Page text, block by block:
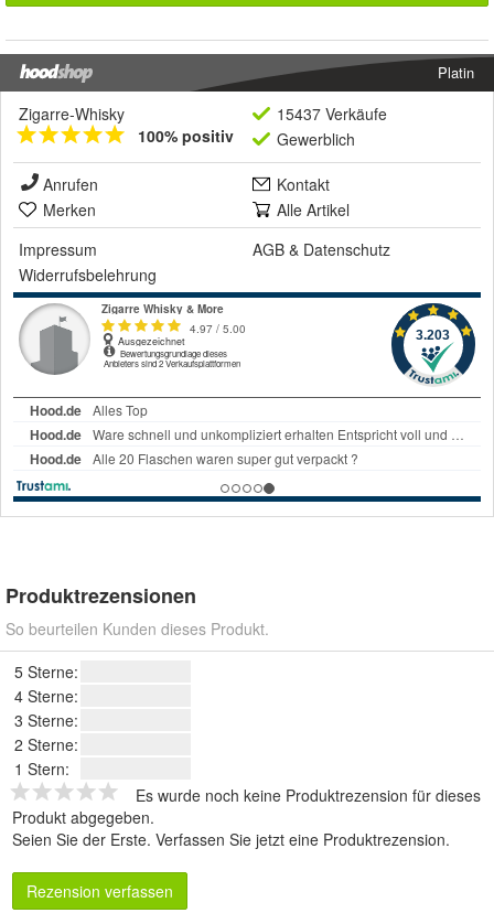
Platin
Zigarre-Whisky
100% positiv
15437 Verkäufe
Gewerblich
Anrufen
Kontakt
Merken
Alle Artikel
Impressum
AGB & Datenschutz
Widerrufsbelehrung
Produktrezensionen
So beurteilen Kunden dieses Produkt.
5 Sterne:
4 Sterne:
3 Sterne:
2 Sterne:
1 Stern:
Es wurde noch keine Produktrezension für dieses
Produkt abgegeben.
Seien Sie der Erste. Verfassen Sie jetzt eine Produktrezension.
Rezension verfassen